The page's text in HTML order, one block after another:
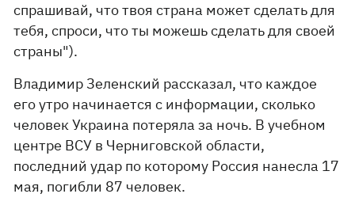
спрашивай, что твоя страна может сделать для
тебя, спроси, что ты можешь сделать для своей
страны").
Владимир Зеленский рассказал, что каждое
его утро начинается с информации, сколько
человек Украина потеряла за ночь. В учебном
центре ВСУ в Черниговской области,
последний удар по которому Россия нанесла 17
мая, погибли 87 человек.